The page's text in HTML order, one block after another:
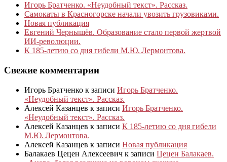
Игорь Братченко. «Неудобный текст». Рассказ.
Самокаты в Красногорске начали увозить грузовиками.
Новая публикация
Евгений Чернышёв. Образование стало первой жертвой
ИИ-революции.
К 185‑летию со дня гибели М.Ю. Лермонтова.
Свежие комментарии
Игорь Братченко к записи Игорь Братченко.
«Неудобный текст». Рассказ.
Алексей Казанцев к записи Игорь Братченко.
«Неудобный текст». Рассказ.
Алексей Казанцев к записи К 185‑летию со дня гибели
М.Ю. Лермонтова.
Алексей Казанцев к записи Новая публикация
Балакаев Цецен Алексеевич к записи Цецен Балакаев.